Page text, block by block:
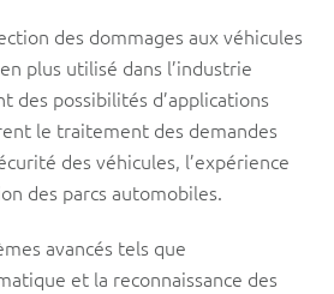
des dommages aux véhicules
plus utilisé dans l’industrie
des possibilités d’applications
le traitement des demandes
des véhicules, l’expérience
des parcs automobiles.
avancés tels que
et la reconnaissance des